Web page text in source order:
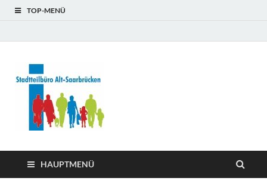
TOP-MENÜ
HAUPTMENÜ